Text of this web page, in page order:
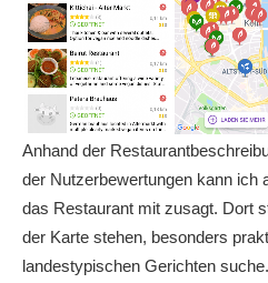
Anhand der
der Nutzerbewertungen kann ich
das Restaurant mit zusagt. Dort
der Karte stehen, besonders
landestypischen Gerichten